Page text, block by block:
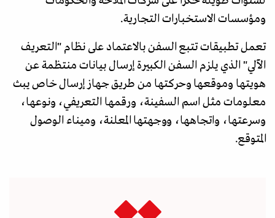
ومؤسسات الاستخبارات التجارية.
تعمل تطبيقات تتبع السفن بالاعتماد على نظام "التعريف
الآلي" الذي يلزم السفن الكبيرة إرسال بيانات منتظمة عن
هويتها وموقعها وحركتها من طريق جهاز إرسال خاص يبث
معلومات مثل اسم السفينة، ورقمها التعريفي، ونوعها،
وسرعتها، واتجاهها، ووجهتها المعلنة، وميناء الوصول
المتوقع.